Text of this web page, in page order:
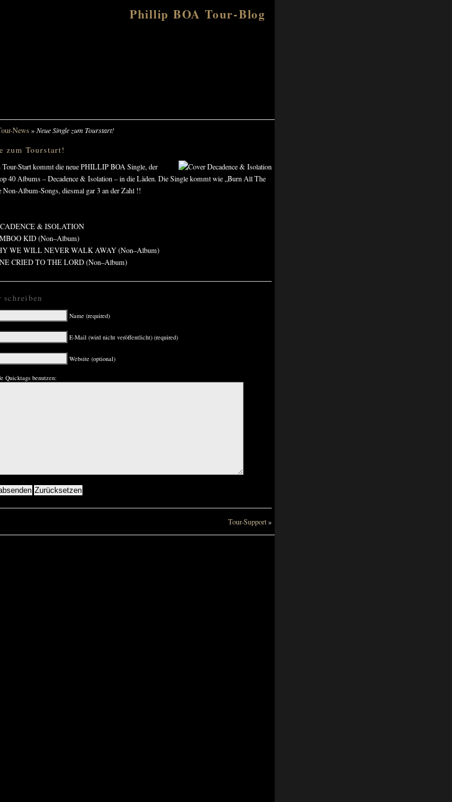
Phillip BOA Tour-Blog
News»Neue Single zum Tourstart!
zum Tourstart!
Tour-Start kommt die neue PHILLIP BOA Single, der
40 Albums – Decadence & Isolation – in die Läden. Die Single kommt wie „Burn All The
Non-Album-Songs, diesmal gar 3 an der Zahl !!
& ISOLATION
KID (Non–Album)
WE WILL NEVER WALK AWAY (Non–Album)
CRIED TO THE LORD (Non–Album)
schreiben
Name (required)
E-Mail (wird nicht veröffentlicht) (required)
Website (optional)
Quicktags benutzen:
Tour-Support»